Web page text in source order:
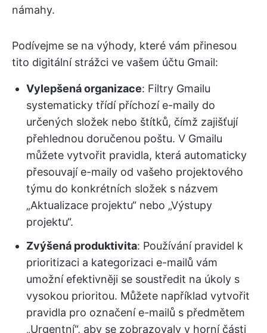
námahy.
Podívejme se na výhody, které vám přinesou
tito digitální strážci ve vašem účtu Gmail:
Vylepšená organizace: Filtry Gmailu
systematicky třídí příchozí e-maily do
určených složek nebo štítků, čímž zajišťují
přehlednou doručenou poštu. V Gmailu
můžete vytvořit pravidla, která automaticky
přesouvají e-maily od vašeho projektového
týmu do konkrétních složek s názvem
„Aktualizace projektu“ nebo „Výstupy
projektu“.
Zvýšená produktivita: Používání pravidel k
prioritizaci a kategorizaci e-mailů vám
umožní efektivněji se soustředit na úkoly s
vysokou prioritou. Můžete například vytvořit
pravidla pro označení e-mailů s předmětem
„Urgentní“, aby se zobrazovaly v horní části